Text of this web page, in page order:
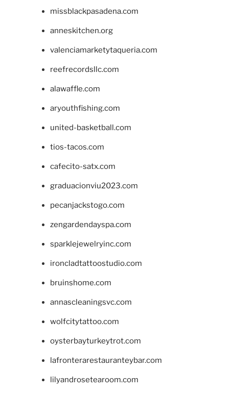
missblackpasadena.com
anneskitchen.org
valenciamarketytaqueria.com
reefrecordsllc.com
alawaffle.com
aryouthfishing.com
united-basketball.com
tios-tacos.com
cafecito-satx.com
graduacionviu2023.com
pecanjackstogo.com
zengardendayspa.com
sparklejewelryinc.com
ironcladtattoostudio.com
bruinshome.com
annascleaningsvc.com
wolfcitytattoo.com
oysterbayturkeytrot.com
lafronterarestauranteybar.com
lilyandrosetearoom.com